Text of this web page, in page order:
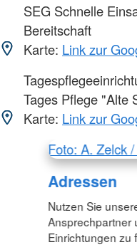
SEG Schnelle
Bereitschaft
Karte: Link zur
Tages Pflege "Alte
Karte: Link zur
Foto: A. Zelck
Adressen
Nutzen Sie
Ansprechpartner
Einrichtungen zu